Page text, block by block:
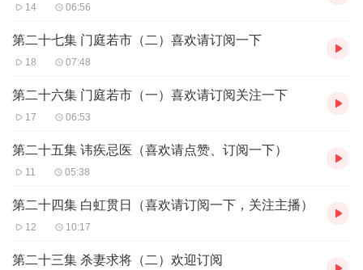
14 06:56
第二十七集 门庭若市（二）喜欢请订阅一下
18 07:48
第二十六集 门庭若市（一）喜欢请订阅关注一下
17 06:53
第二十五集 讳疾忌医（喜欢请点赞、订阅一下）
11 05:38
第二十四集 白虹贯日（喜欢请订阅一下，关注主播）
12 10:17
第二十三集 杀妻求将（二）欢迎订阅